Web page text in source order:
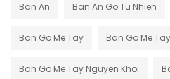
Ban An Ban An Go Tu Nhien
Ban Go Me Tay Ban Go Me
Ban Go Me Tay Nguyen Khoi